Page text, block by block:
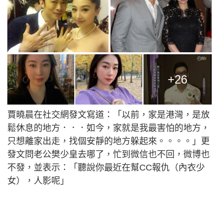
+26
賈曉晨在社交網發文寫道：「以前，家是港灣，是放
鬆休息的地方．．．如今，家就是我最害怕的地方，
只想離家出走，找個安靜的地方躲起來。。。。」更
發文問老公樊少皇去哪了，忙到微信也不回，微博也
不發，並表示：「聽說你最近在幫CC報仇（內衣少
女），人影呢」